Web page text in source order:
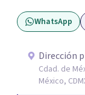
la historia de
desarrollar
que buscar
autocuidado.
comprender
WhatsApp
Dirección
Cdad. de
México,